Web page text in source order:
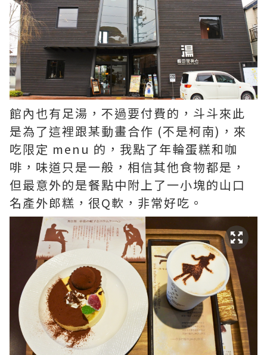
館內也有足湯，不過要付費的，斗斗來此
是為了這裡跟某動畫合作 (不是柯南)，來
吃限定 menu 的，我點了年輪蛋糕和咖
啡，味道只是一般，相信其他食物都是，
但最意外的是餐點中附上了一小塊的山口
名產外郎糕，很Q軟，非常好吃。